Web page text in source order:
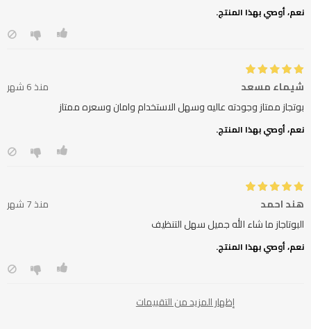
نعم، أوصي بهذا المنتج.
شيماء مسعد
منذ 6 شهر
بوتجاز ممتاز وجودته عاليه وسهل الاستخدام وامان وسعره ممتاز
نعم، أوصي بهذا المنتج.
هند احمد
منذ 7 شهر
البوتاجاز ما شاء الله جميل سهل التنظيف
نعم، أوصي بهذا المنتج.
إظهار المزيد من التقييمات